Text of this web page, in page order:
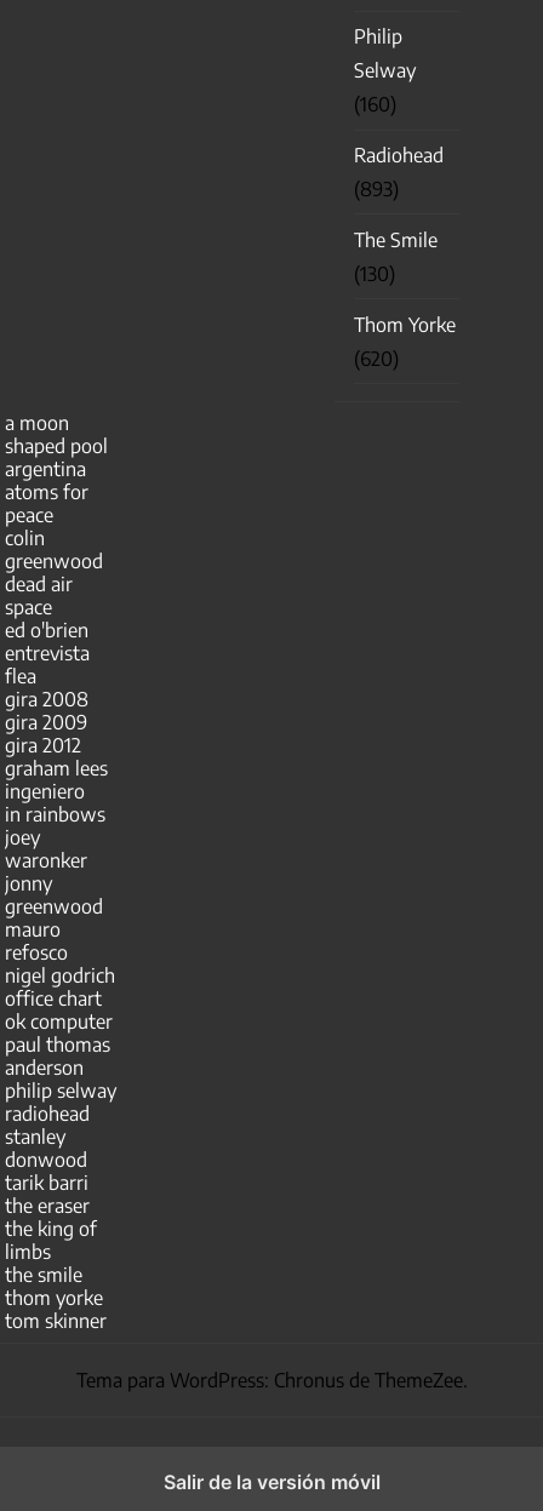
Philip
Selway
(160)
Radiohead
(893)
The Smile
(130)
Thom Yorke
(620)
a moon
shaped pool
argentina
atoms for
peace
colin
greenwood
dead air
space
ed o'brien
entrevista
flea
gira 2008
gira 2009
gira 2012
graham lees
ingeniero
in rainbows
joey
waronker
jonny
greenwood
mauro
refosco
nigel godrich
office chart
ok computer
paul thomas
anderson
philip selway
radiohead
stanley
donwood
tarik barri
the eraser
the king of
limbs
the smile
thom yorke
tom skinner
Tema para WordPress: Chronus de ThemeZee.
Salir de la versión móvil